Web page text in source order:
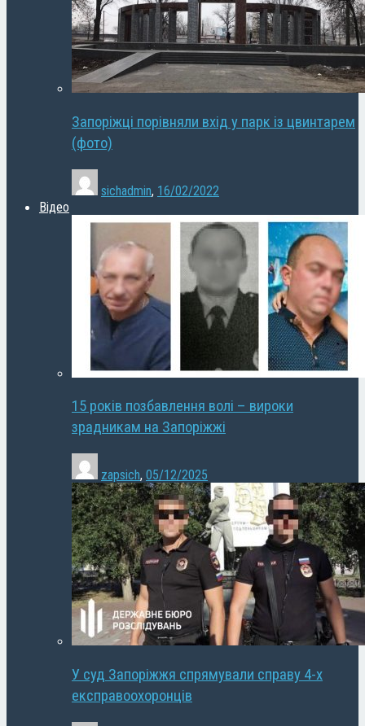
Запоріжці порівняли вхід у парк із цвинтарем
(фото)
sichadmin, 16/02/2022
Відео
15 років позбавлення волі – вироки
зрадникам на Запоріжжі
zapsich, 05/12/2025
У суд Запоріжжя спрямували справу 4-х
експравоохоронців